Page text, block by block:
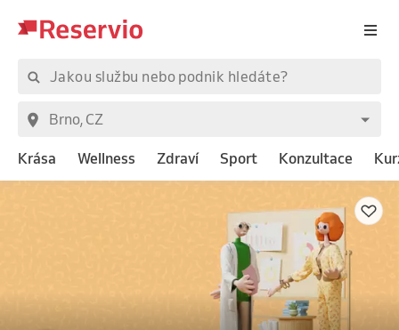
Krása Wellness Zdraví Sport Konzultace